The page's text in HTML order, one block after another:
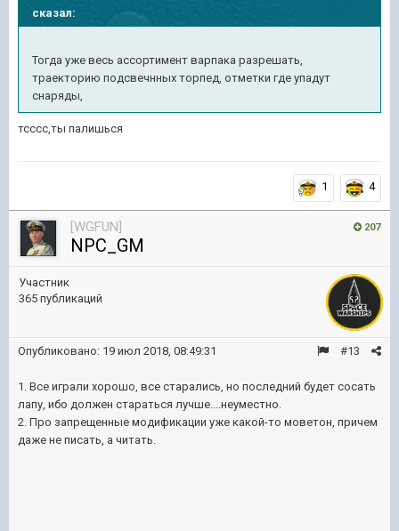
сказал:
Тогда уже весь ассортимент варпака разрешать,
траекторию подсвечнных торпед, отметки где упадут
снаряды,
тсссс,ты палишься
1 4
207
[WGFUN]
NPC_GM
Участник
365 публикаций
#13
Опубликовано: 19 июл 2018, 08:49:31
1. Все играли хорошо, все старались, но последний будет сосать
лапу, ибо должен стараться лучше....неуместно.
2. Про запрещенные модификации уже какой-то моветон, причем
даже не писать, а читать.